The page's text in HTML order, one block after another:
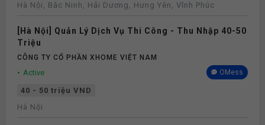
Hà Nội, Bắc Ninh, Hải Dương, Hưng Yên, Vĩnh Phúc
[Hà Nội] Quản Lý Dịch Vụ Thi Công - Thu Nhập 40-50
Triệu
CÔNG TY CỔ PHẦN XHOME VIỆT NAM
Active OMess
40 - 50 triệu VND
Hà Nội